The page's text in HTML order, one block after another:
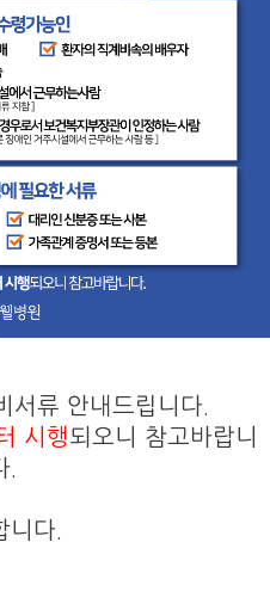
서류 안내드립니다.
시행되오니 참고바랍니
.
니다.